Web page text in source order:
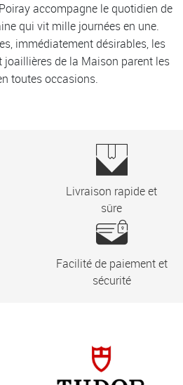
accompagne le quotidien de
qui vit mille journées en une.
immédiatement désirables, les
de la Maison parent les
toutes occasions.
Livraison rapide et
sûre
Facilité de paiement et
sécurité